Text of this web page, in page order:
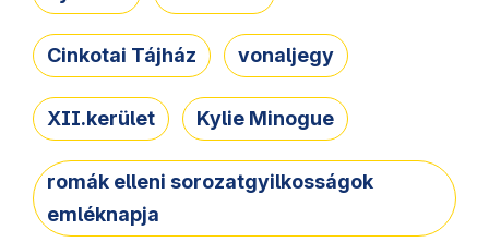
Cinkotai Tájház vonaljegy
XII.kerület Kylie Minogue
romák elleni sorozatgyilkosságok
emléknapja